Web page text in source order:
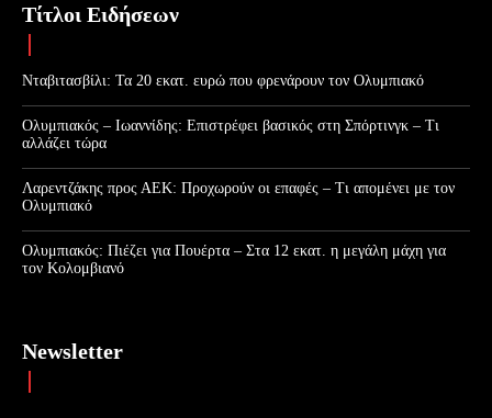
Τίτλοι Ειδήσεων
Νταβιτασβίλι: Τα 20 εκατ. ευρώ που φρενάρουν τον Ολυμπιακό
Ολυμπιακός – Ιωαννίδης: Επιστρέφει βασικός στη Σπόρτινγκ – Τι
αλλάζει τώρα
Λαρεντζάκης προς ΑΕΚ: Προχωρούν οι επαφές – Τι απομένει με τον
Ολυμπιακό
Ολυμπιακός: Πιέζει για Πουέρτα – Στα 12 εκατ. η μεγάλη μάχη για
τον Κολομβιανό
Newsletter